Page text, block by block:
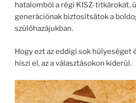
hatalomból a régi KISZ-titkárokat,
generációnak biztosítsátok a
szülőhazájukban.
Hogy ezt az eddigi sok hülyeséget
hiszi el, az a választásokon kiderül.